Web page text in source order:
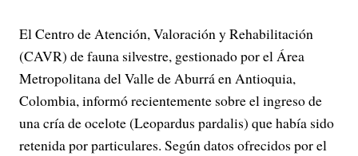
El Centro de Atención, Valoración y Rehabilitación
(CAVR) de fauna silvestre, gestionado por el Área
Metropolitana del Valle de Aburrá en Antioquia,
Colombia, informó recientemente sobre el ingreso de
una cría de ocelote (Leopardus pardalis) que había sido
retenida por particulares. Según datos ofrecidos por el